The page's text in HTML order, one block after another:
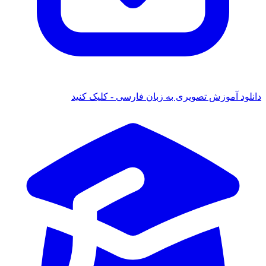
آموزش تصویری به زبان فارسی - کلیک کنید